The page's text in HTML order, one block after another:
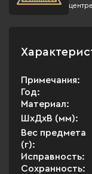
Примечания:
Год:
Материал:
ШхДхВ (мм):
Вес предмета
(г):
Исправность:
Сохранность: